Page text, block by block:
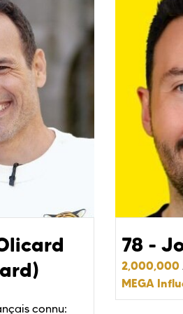
connu:
78 -
2,000,000
MEGA